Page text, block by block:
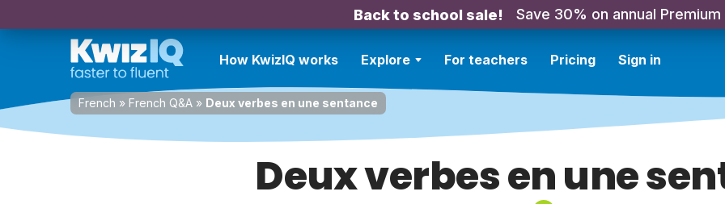
Back to school sale! Save 30% on annual Premium
How KwizIQ works Explore For teachers Pricing Sign in
French » French Q&A » Deux verbes en une sentance
Deux verbes en une